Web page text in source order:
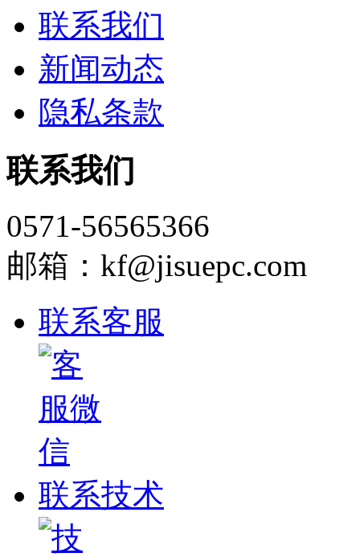
联系我们
新闻动态
隐私条款
联系我们
0571-56565366
邮箱：kf@jisuepc.com
联系客服
联系技术